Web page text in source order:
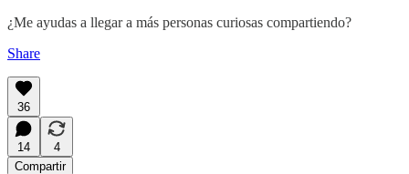
¿Me ayudas a llegar a más personas curiosas compartiendo?
Share
36
14
4
Compartir